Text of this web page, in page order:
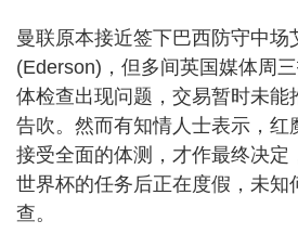
曼联原本接近签下巴西防守中场
(Ederson)，但多间英国媒体周
体检查出现问题，交易暂时未能
告吹。然而有知情人士表示，红
接受全面的体测，才作最终决定
世界杯的任务后正在度假，未知
查。